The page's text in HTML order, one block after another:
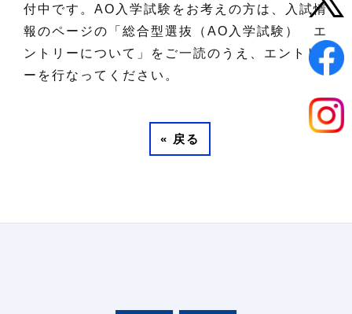
付中です。AO入学試験をお考えの方は、入試情
報のページの「総合型選抜（AO入学試験） エ
ントリーについて」をご一読のうえ、エントリ
ーを行なってください。
« 戻る